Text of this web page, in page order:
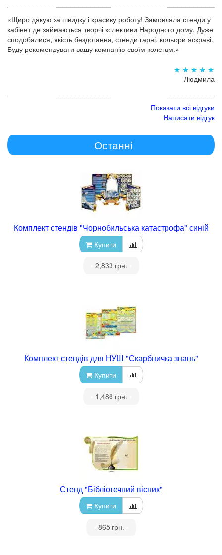
«Щиро дякую за швидку і красиву роботу! Замовляла стенди у
кабінет де займаються творчі колективи Народного дому. Дуже
сподобалися, якість бездоганна, стенди гарні, кольори яскраві.
Буду рекомендувати вашу компанію своїм колегам.»
Людмила
Показати всі відгуки
Написати відгук
Останні
Комплект стендів "Чорнобильська катастрофа" синій
Купити
2,833 грн.
Комплект стендів для НУШ "Скарбничка знань"
Купити
1,486 грн.
Стенд "Бібліотечний вісник"
Купити
865 грн.